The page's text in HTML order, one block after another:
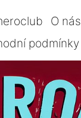
O nás
podmínky